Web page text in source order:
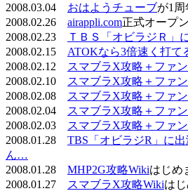
2008.03.04 おはようチューブが1周
2008.02.26 airappli.com正式オープ
2008.02.23
ＴＢＳ「オビラジＲ」
2008.02.15 ATOKなら3倍速く打て
2008.02.12
スマブラX攻略＋ファ
2008.02.10
スマブラX攻略＋ファ
2008.02.08
スマブラX攻略＋ファ
2008.02.04
スマブラX攻略＋ファ
2008.02.03
スマブラX攻略＋ファ
2008.01.28 TBS「オビラジR」に
ん…
2008.01.28 MHP2G攻略Wikiはじめ
2008.01.27
スマブラX攻略Wikiは